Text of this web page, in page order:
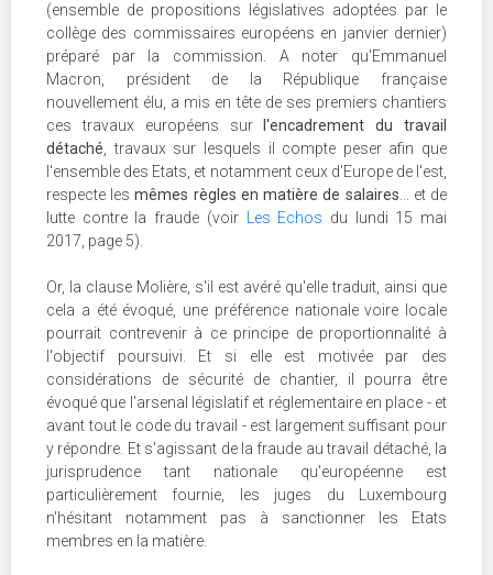
(ensemble de propositions législatives adoptées par le
collège des commissaires européens en janvier dernier)
préparé par la commission. A noter qu'Emmanuel
Macron, président de la République française
nouvellement élu, a mis en tête de ses premiers chantiers
ces travaux européens sur
l'encadrement du travail
détaché , travaux sur lesquels il compte peser afin que
l'ensemble des Etats, et notamment ceux d'Europe de l'est,
respecte lesmêmes règles en matière de salaires ... et de
lutte contre la fraude (voir
Les Echos du lundi 15 mai
2017, page 5).
Or, la clause Molière, s'il est avéré qu'elle traduit, ainsi que
cela a été évoqué, une préférence nationale voire locale
pourrait contrevenir à ce principe de proportionnalité à
l'objectif poursuivi. Et si elle est motivée par des
considérations de sécurité de chantier, il pourra être
évoqué que l'arsenal législatif et réglementaire en place - et
avant tout le code du travail - est largement suffisant pour
y répondre. Et s'agissant de la fraude au travail détaché, la
jurisprudence tant nationale qu'européenne est
particulièrement fournie, les juges du Luxembourg
n'hésitant notamment pas à sanctionner les Etats
membres en la matière.